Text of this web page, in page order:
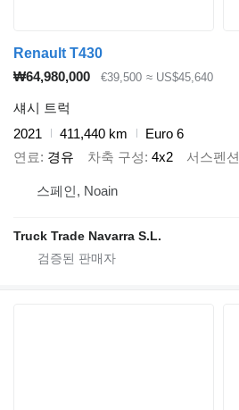
Renault T430
₩64,980,000
€39,500 ≈ US$45,640
섀시 트럭
2021
411,440 km
Euro 6
연료
경유 차축 구성 4x2 서스펜션
스페인, Noain
Truck Trade Navarra S.L.